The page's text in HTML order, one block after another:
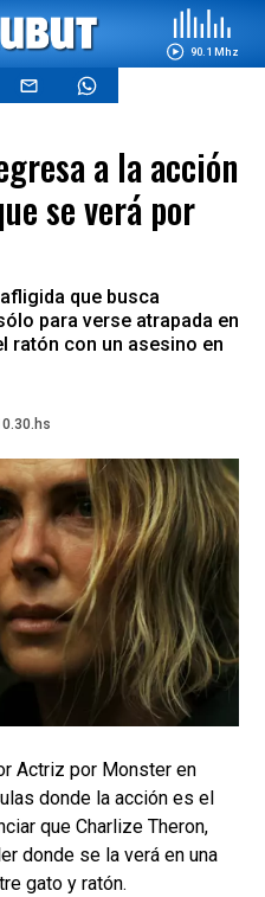
90.1 Mhz
a la acción
se verá por
que busca
para verse atrapada en
ratón con un asesino en
Actriz por Monster en
donde la acción es el
que Charlize Theron,
donde se la verá en una
gato y ratón.